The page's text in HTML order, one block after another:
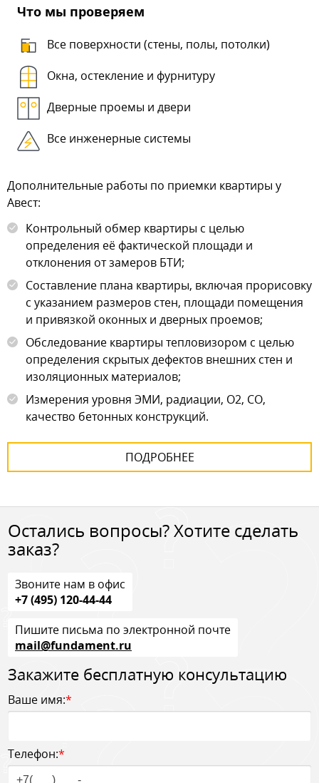
Что мы проверяем
Все поверхности (стены, полы, потолки)
Окна, остекление и фурнитуру
Дверные проемы и двери
Все инженерные системы
Дополнительные работы по приемки квартиры у
Авест:
Контрольный обмер квартиры с целью
определения её фактической площади и
отклонения от замеров БТИ;
Составление плана квартиры, включая прорисовку
с указанием размеров стен, площади помещения
и привязкой оконных и дверных проемов;
Обследование квартиры тепловизором с целью
определения скрытых дефектов внешних стен и
изоляционных материалов;
Измерения уровня ЭМИ, радиации, О2, СО,
качество бетонных конструкций.
ПОДРОБНЕЕ
Остались вопросы? Хотите сделать
заказ?
Звоните нам в офис
+7 (495) 120-44-44
Пишите письма по электронной почте
mail@fundament.ru
Закажите бесплатную консультацию
Ваше имя:*
Телефон:*